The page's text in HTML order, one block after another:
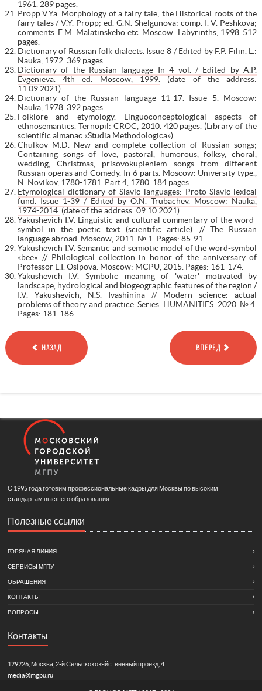
1961. 289 pages.
Propp V.Ya. Morphology of a fairy tale; the Historical roots of the
fairy tales / V.Y. Propp; ed. G.N. Shelgunova; comp. I. V. Peshkova;
comments. E.M. Malatinskeho etc. Moscow: Labyrinths, 1998. 512
pages.
Dictionary of Russian folk dialects. Issue 8 / Edited by F.P. Filin. L.:
Nauka, 1972. 369 pages.
Dictionary of the Russian language In 4 vol. / Edited by A.P.
Evgenieva. 4th ed. Moscow, 1999.
(date of the address:
11.09.2021)
Dictionary of the Russian language 11-17. Issue 5. Moscow:
Nauka, 1978. 392 pages.
Folklore and etymology. Linguoconceptological aspects of
ethnosemantics. Ternopil: CROC, 2010. 420 pages. (Library of the
scientific almanac «Studia Methodologica»).
Chulkov M.D. New and complete collection of Russian songs;
Containing songs of love, pastoral, humorous, folksy, choral,
wedding, Christmas, prisovokupleniem songs from different
Russian operas and Comedy. In 6 parts. Moscow: University type.,
N. Novikov, 1780-1781. Part 4, 1780. 184 pages.
Etymological dictionary of Slavic languages: Proto-Slavic lexical
fund. Issue 1-39 / Edited by O.N. Trubachev. Moscow: Nauka,
1974-2014. (date of the address: 09.10.2021).
Yakushevich I.V. Linguistic and cultural commentary of the word-
symbol in the poetic text (scientific article). // The Russian
language abroad. Moscow, 2011. № 1. Pages: 85-91.
Yakushevich I.V. Semantic and semiotic model of the word-symbol
«bee». // Philological collection in honor of the anniversary of
Professor L.I. Osipova. Moscow: MCPU, 2015. Pages: 161-174.
Yakushevich I.V. Symbolic meaning of 'water' motivated by
landscape, hydrological and biogeographic features of the region /
I.V. Yakushevich, N.S. Ivashinina // Modern science: actual
problems of theory and practice. Series: HUMANITIES. 2020. № 4.
Pages: 181-186.
НАЗАД ВПЕРЕД
С 1995 года готовим профессиональные кадры для Москвы по высоким
стандартам высшего образования.
Полезные ссылки
ГОРЯЧАЯ ЛИНИЯ
СЕРВИСЫ МГПУ
ОБРАЩЕНИЯ
КОНТАКТЫ
ВОПРОСЫ
Контакты
129226, Москва, 2-й Сельскохозяйственный проезд, 4
media@mgpu.ru